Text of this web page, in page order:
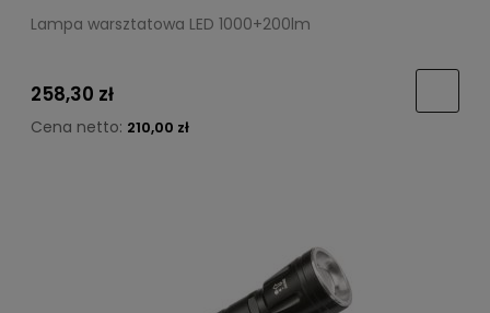
Lampa warsztatowa LED 1000+200lm
258,30 zł
Cena netto: 210,00 zł